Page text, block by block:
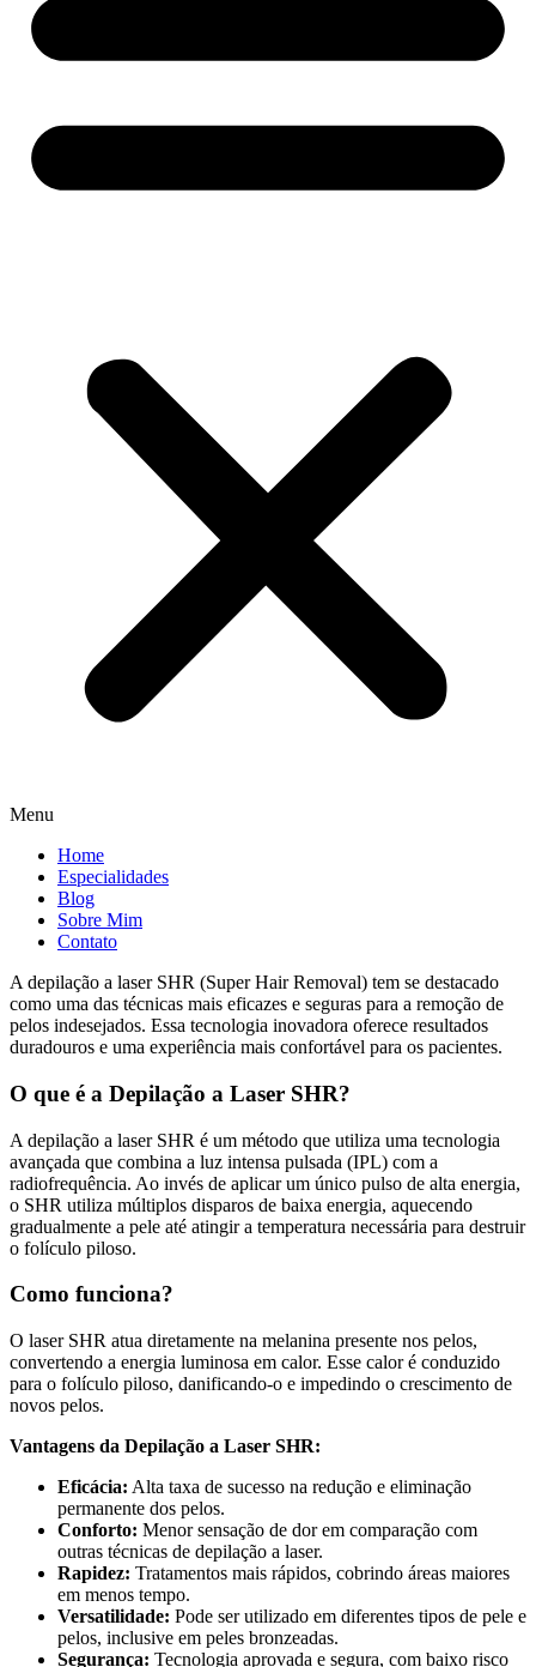
Menu
Home
Especialidades
Blog
Sobre Mim
Contato
A depilação a laser SHR (Super Hair Removal) tem se destacado
como uma das técnicas mais eficazes e seguras para a remoção de
pelos indesejados. Essa tecnologia inovadora oferece resultados
duradouros e uma experiência mais confortável para os pacientes.
O que é a Depilação a Laser SHR?
A depilação a laser SHR é um método que utiliza uma tecnologia
avançada que combina a luz intensa pulsada (IPL) com a
radiofrequência. Ao invés de aplicar um único pulso de alta energia,
o SHR utiliza múltiplos disparos de baixa energia, aquecendo
gradualmente a pele até atingir a temperatura necessária para destruir
o folículo piloso.
Como funciona?
O laser SHR atua diretamente na melanina presente nos pelos,
convertendo a energia luminosa em calor. Esse calor é conduzido
para o folículo piloso, danificando-o e impedindo o crescimento de
novos pelos.
Vantagens da Depilação a Laser SHR:
Eficácia: Alta taxa de sucesso na redução e eliminação
permanente dos pelos.
Conforto: Menor sensação de dor em comparação com
outras técnicas de depilação a laser.
Rapidez: Tratamentos mais rápidos, cobrindo áreas maiores
em menos tempo.
Versatilidade: Pode ser utilizado em diferentes tipos de pele e
pelos, inclusive em peles bronzeadas.
Segurança: Tecnologia aprovada e segura, com baixo risco